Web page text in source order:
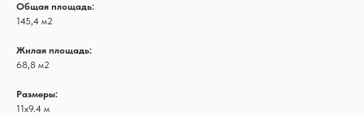
Общая площадь:
145,4 м2
Жилая площадь:
68,8 м2
Размеры:
11х9.4 м